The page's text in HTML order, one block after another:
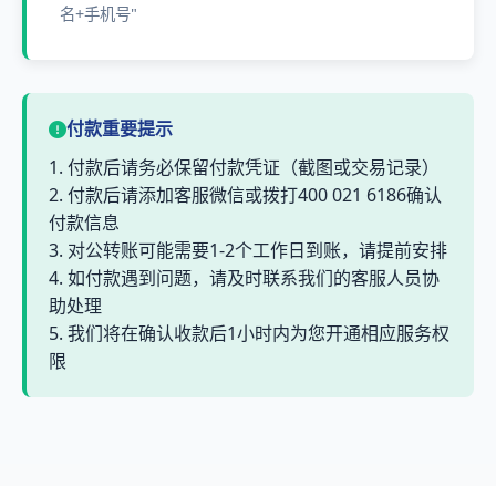
名+手机号"
付款重要提示
1. 付款后请务必保留付款凭证（截图或交易记录）
2. 付款后请添加客服微信或拨打400 021 6186确认
付款信息
3. 对公转账可能需要1-2个工作日到账，请提前安排
4. 如付款遇到问题，请及时联系我们的客服人员协
助处理
5. 我们将在确认收款后1小时内为您开通相应服务权
限